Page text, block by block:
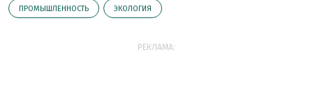
ПРОМЫШЛЕННОСТЬ ЭКОЛОГИЯ
РЕКЛАМА: